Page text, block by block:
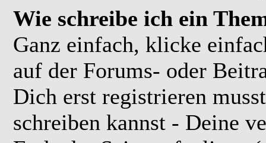
Wie schreibe ich ein
Ganz einfach, klicke
auf der Forums- oder
Dich erst registrieren
schreiben kannst - Deine